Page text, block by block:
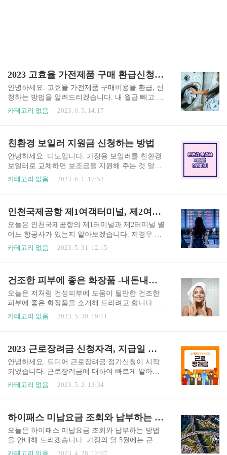
2023 고효율 가전제품 구매 환급신청방법
안녕하세요. 고효율 가전제품 구매비용을 환급, 신
청하는 방법을 알려드리겠습니다. 내 월급 빼고 모
두 오르고 있는 요즘인데요. 구매한 가전제품의 구
하시기 바랍니다. 고효율 가전제품 구매비용 환급
지원사업이란? 한전 전기요금 복지할인가구를 대
상, 에너지복지 확대를 위해 고효율 가전제품 구매
시에 구매비용의 10%를 지원해 주는 사업으로 가
구당 30만원 한도에서 지원해 드리고 있습니다. 20
대상이 아님) 구매처는 온/오프라인 상관없이 신청
가능합니다. 단! 반드시 에너지 소..
카테고리 없음 2023. 6. 5. 14:17
친환경 보일러 지원금 신청하는 방법
안녕하세요. 디노입니다. 가정용 보일러를 친환경
보일러로 교체하면 보조금을 지원해 주는 것 알고
계셨나요? 오늘은 노화된 가정용 보일러를 친환경
친환경 보일러는 무엇인가요? 친환경 보일러는 일
반 보일러에 비해서 미세먼지를 유발하는 오염물
질이 덜 배출하며, 에너지 효율이 높은 보일러입니
다. 좋긴 한데... 꼭! 친환경 보일러를 써야 할까? 생
각하시죠? 새로 교체하신 지 얼마 되지 않았다면
구를 보호하고, 난방비도 절약해 보세요. 오염물질
이 더 배출되는 만큼 지구도 덜 힘들..
카테고리 없음 2023. 6. 1. 17:53
인천국제공항 제1여객터미널, 제2여객터미널 항공사 안내
오늘은 인천국제공항의 제1터미널과 제2터미널 별
어느 항공사가 있는지 알아보겠습니다. 저경우 코
로나19 이전에는 매년 한두 번씩 해외여행을 다녀
는 저도 해외여행을 떠나 볼까 생각중인데요. 모두
가 더 안전하게 행복한 여행을 하기를 바라면서 각
터미널별 입점되어 있는 항공사들이 어떤 것이 있
는지, 코로나19 기간 동안에 혹시나 변한 것은 없는
지 알아보겠습니다. 국제적인 규모의 인천국제공
제공항)이라고 불리고 있습니다. 기존에 서울의 국
제공항은 김포..
카테고리 없음 2023. 5. 31. 12:15
건조한 피부에 좋은 화장품 -내돈내산 추천템
오늘은 저처럼 건성피부에 도움이 될만한 건조한
피부에 좋은 화장품을 소개해 드리려고 합니다. 소
개해 드릴 화장품은 모두 제가 직접 구매해서 꾸준
기 바랍니다. 저는 온몸이 극건성 피부입니다. 특히
겨울철과 환절기에는 세안 후 얼굴 땅김은 기본, 온
몸이 건조하다 못해 가렵기까지 해서 고생을 하는
데요. 지난겨울 시즌 사용해서 그나마 건조함이 완
화되었던 3가지 제품으로 가능하면 세가지 제품을
경우 세안 후에 가장 먼저 뿌려주는 제품인데요. 저
는 세안 후에 수건으로 얼굴을 닦고 ..
카테고리 없음 2023. 5. 30. 19:11
2023 근로장려금 신청자격, 지급일 최대 330만원 지원
안녕하세요. 드디어 근로장려금 정기신청이 시작
되었습니다. 근로장려금에 대하여 빠르게 알아보
고 신청하실 수 있도록 정리해 드리겠습니다. 이번
할수있습니다. 바쁘신 분들은 아래 버튼을 누르시
면 국세청 홈택스로 바로 이동 하셔서 신청하시면
됩니다. 2023 근로장려금 신청 자격 2022년 소득에
대하여 정기와 반기에 나누어 신청을 하게 됩니다.
카테고리 없음 2023. 5. 2. 13:34
하이패스 미납요금 조회와 납부하는 방법
오늘은 하이패스 미납요금 조회와 납부하는 방법
을 안내해 드리겠습니다. 가정의 달 5월에는 근로
자의 날도 있고, 부처님 오신 날의 대체 휴일도 있
카테고리 없음 2023. 4. 28. 12:07